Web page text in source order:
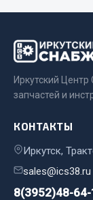
Весь раздел
Двигатель
Мост задний
Система
Система
Иркутский
запчастей и
КОНТАКТЫ
Иркутск,
sales@ics38.ru
8(3952)48-